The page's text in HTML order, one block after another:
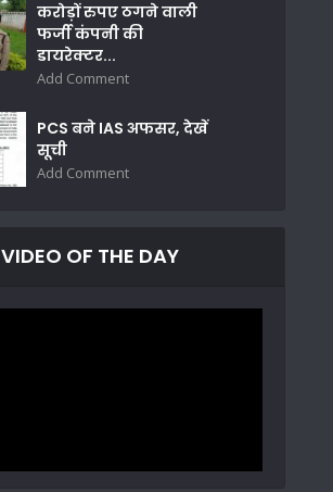
करोड़ों रुपए ठगने वाली
फर्जी कंपनी की
डायरेक्टर...
Add Comment
PCS बने IAS अफसर, देखें
सूची
Add Comment
VIDEO OF THE DAY